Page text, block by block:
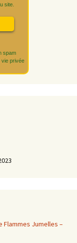
site.
spam
vie privée
Flammes Jumelles –